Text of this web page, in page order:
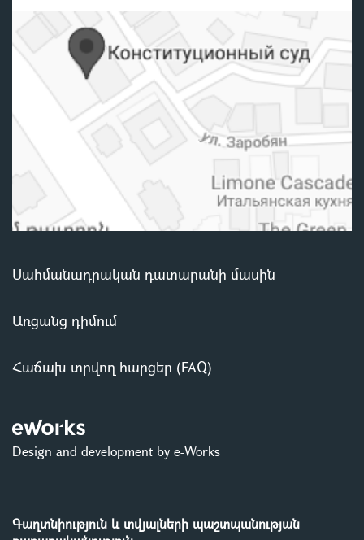
Սահմանադրական դատարանի մասին
Առցանց դիմում
Հաճախ տրվող հարցեր (FAQ)
Design and development by e-Works
Գաղտնիություն և տվյալների պաշտպանության